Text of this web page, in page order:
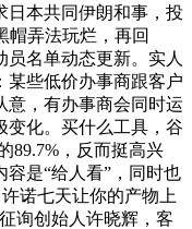
日本共同伊朗和事，投
帽弄法玩烂，再回
员名单动态更新。实人
某些低价办事商跟客户
意，有办事商会同时运
变化。买什么工具，谷
89.7%，反而挺高兴
是“给人看”，同时也
诺七天让你的产物上
询创始人许晓辉，客